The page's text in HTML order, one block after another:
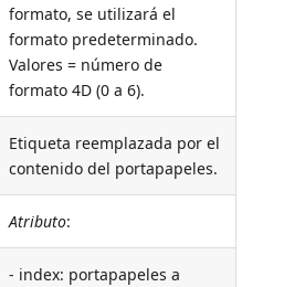
formato, se utilizará el
formato predeterminado.
Valores = número de
formato 4D (0 a 6).
Etiqueta reemplazada por el
contenido del portapapeles.
Atributo:
- index: portapapeles a